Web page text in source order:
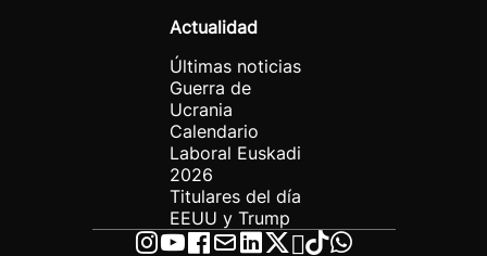
Actualidad
Últimas noticias
Guerra de
Ucrania
Calendario
Laboral Euskadi
2026
Titulares del día
EEUU y Trump